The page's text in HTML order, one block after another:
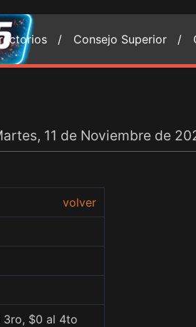
/ Consejo Superior /
11 de Noviembre de
volver
3ro, $0 al 4to